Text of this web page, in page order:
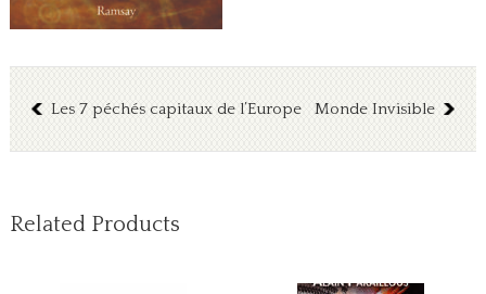
Les 7 péchés capitaux de l’Europe Monde Invisible
Related Products